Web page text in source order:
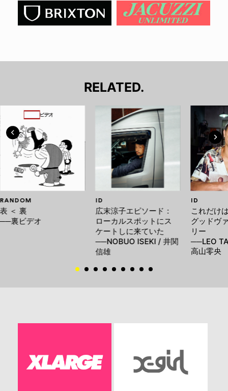
RELATED.
RANDOM
表 ＜ 裏
──裏ビデオ
ID
広末涼子エピソード：
ローカルスポットにス
ケートしに来ていた
──NOBUO ISEKI / 井関
信雄
ID
これだけ
グッドヴ
リー
──LEO
高山零央